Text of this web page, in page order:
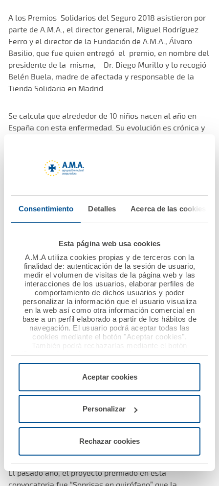
Consentimiento Detalles Acerca de las cookies
Esta página web usa cookies
A.M.A utiliza cookies propias y de terceros con la
finalidad de: autenticación de la sesión de usuario,
medir el volumen de visitas de la página web y las
interacciones de los usuarios, elaborar perfiles de
comportamiento de dichos usuarios y poder
personalizar la información que el usuario visualiza
en la web así como otra información comercial en
base a un perfil elaborado a partir de los hábitos de
navegación. El usuario podrá aceptar todas las
cookies mediante el botón "Aceptar cookies".
También podrá rechazarlas mediante el botón
"Rechazar", donde se rechazarán todas las cookies
menos las necesarias para permitir el acceso a los
configurarlas usando el botón “Personalizar".
Aceptar cookies
Personalizar
Rechazar cookies
A los Premios Solidarios del Seguro 2018 asistieron por
parte de A.M.A., el director general, Miguel Rodríguez
Ferro y el director de la Fundación de A.M.A., Álvaro
Basilio, que fue quien entregó el premio, en nombre del
presidente de la misma, Dr. Diego Murillo y lo recogió
Belén Buela, madre de afectada y responsable de la
Tienda Solidaria en Madrid.
Se calcula que alrededor de 10 niños nacen al año en
España con esta enfermedad. Su evolución es crónica y
las complicaciones músculo-esqueléticas.
que desarrolla durante el primer año de vida del bebé y
en cualquier punto de la geografía española realizando
familiares y profesionales encargados de la atención de
los bebés, prestando apoyo en los cuidados, en la
gestión de los recursos necesarios y en una correcta
formación en el tratamiento de la enfermedad. El
objetivo, sin duda, es garantizar los mejores cuidados
del bebé y que los padres y su entorno no se sientan
solos.
La asociación DEBRA-Piel de Mariposa es una
organización sin ánimo de lucro, de ámbito nacional,
por la Piel de Mariposa, familiares, profesionales socio-
sanitarios y colaboradores.
La Fundación A.M.A. nació en el año 2010 con el
científicas y sociales en el área de la salud.
El pasado año, el proyecto premiado en esta